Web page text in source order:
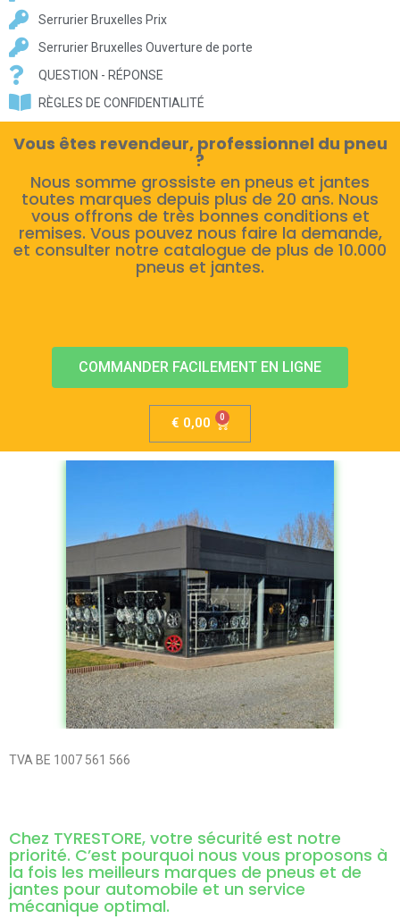
Serrurier Bruxelles Prix
Serrurier Bruxelles Ouverture de porte
QUESTION - RÉPONSE
RÈGLES DE CONFIDENTIALITÉ
Vous êtes revendeur, professionnel du pneu
?
Nous somme grossiste en pneus et jantes
toutes marques depuis plus de 20 ans. Nous
vous offrons de très bonnes conditions et
remises. Vous pouvez nous faire la demande,
et consulter notre catalogue de plus de 10.000
pneus et jantes.
COMMANDER FACILEMENT EN LIGNE
€ 0,00
TVA BE 1007 561 566
Chez TYRESTORE, votre sécurité est notre
priorité. C’est pourquoi nous vous proposons à
la fois les meilleurs marques de pneus et de
jantes pour automobile et un service
mécanique optimal.